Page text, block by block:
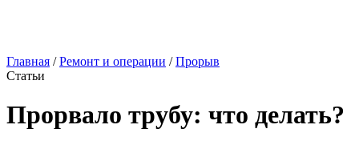
Главная /Ремонт и операции /Прорыв
Статьи
Прорвало трубу: что делать?